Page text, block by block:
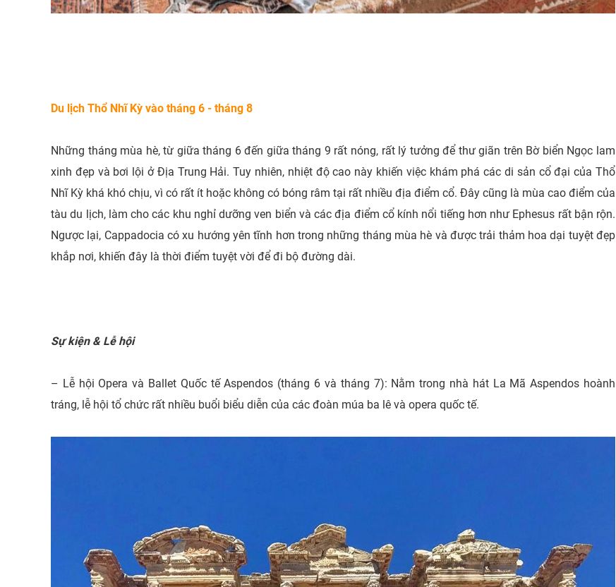
Du lịch Thổ Nhĩ Kỳ vào tháng 6 - tháng 8
Những tháng mùa hè, từ giữa tháng 6 đến giữa tháng 9 rất nóng, rất lý tưởng để thư giãn trên Bờ biển Ngọc lam
xinh đẹp và bơi lội ở Địa Trung Hải. Tuy nhiên, nhiệt độ cao này khiến việc khám phá các di sản cổ đại của Thổ
Nhĩ Kỳ khá khó chịu, vì có rất ít hoặc không có bóng râm tại rất nhiều địa điểm cổ. Đây cũng là mùa cao điểm của
tàu du lịch, làm cho các khu nghỉ dưỡng ven biển và các địa điểm cổ kính nổi tiếng hơn như Ephesus rất bận rộn.
Ngược lại, Cappadocia có xu hướng yên tĩnh hơn trong những tháng mùa hè và được trải thảm hoa dại tuyệt đẹp
khắp nơi, khiến đây là thời điểm tuyệt vời để đi bộ đường dài.
Sự kiện & Lễ hội
– Lễ hội Opera và Ballet Quốc tế Aspendos (tháng 6 và tháng 7): Nằm trong nhà hát La Mã Aspendos hoành
tráng, lễ hội tổ chức rất nhiều buổi biểu diễn của các đoàn múa ba lê và opera quốc tế.